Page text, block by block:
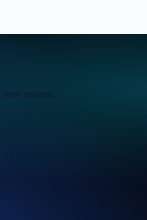
espera.